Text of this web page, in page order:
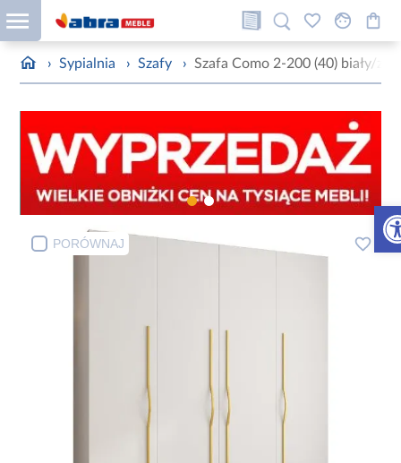
› Sypialnia › Szafy › Szafa Como 2-200 (40) biały/
PORÓWNAJ